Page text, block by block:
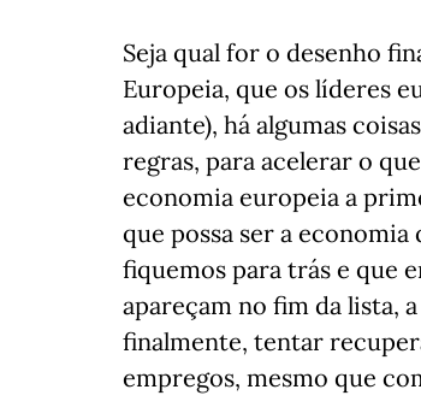
Seja qual for o desenho
Europeia, que os líderes
adiante), há algumas
regras, para acelerar o
economia europeia a
que possa ser a
fiquemos para trás e que
apareçam no fim da lista,
finalmente, tentar
empregos, mesmo que